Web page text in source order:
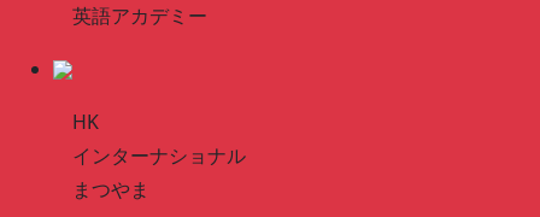
英語アカデミー
HK
インターナショナル
まつやま